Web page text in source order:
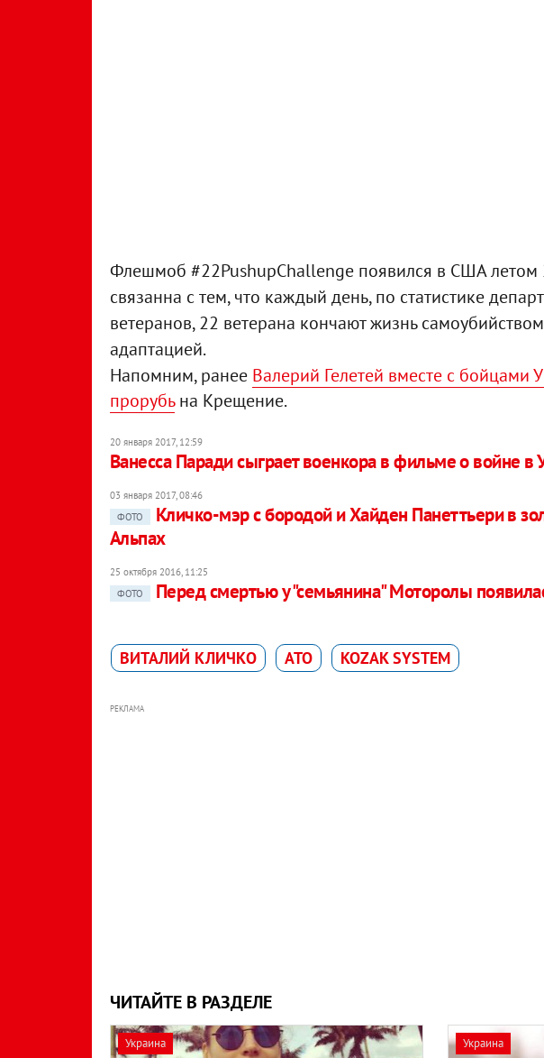
Флешмоб #22PushupChallenge появился в США летом
связанна с тем, что каждый день, по статистике
ветеранов, 22 ветерана кончают жизнь
адаптацией.
Напомним, ранее Валерий Гелетей вместе с бойцами
прорубьна Крещение.
20 января 2017, 12:59
Ванесса Паради сыграет военкора в фильме о войне в
03 января 2017, 08:46
ФОТО
Кличко-мэр с бородой и Хайден Панеттьери в
Альпах
25 октября 2016, 11:25
ФОТО
Перед смертью у "семьянина" Моторолы
ВИТАЛИЙ КЛИЧКО АТО KOZAK SYSTEM
РЕКЛАМА
ЧИТАЙТЕ В РАЗДЕЛЕ
Украина Украина